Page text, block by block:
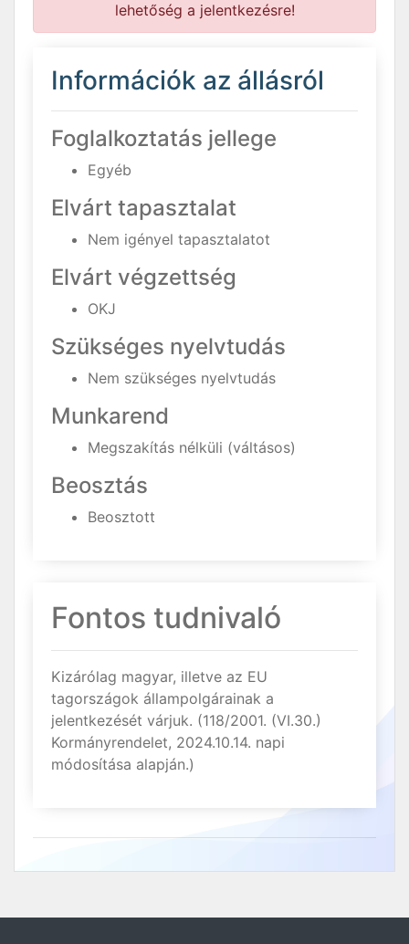
lehetőség a jelentkezésre!
Információk az állásról
Foglalkoztatás jellege
Egyéb
Elvárt tapasztalat
Nem igényel tapasztalatot
Elvárt végzettség
OKJ
Szükséges nyelvtudás
Nem szükséges nyelvtudás
Munkarend
Megszakítás nélküli (váltásos)
Beosztás
Beosztott
Fontos tudnivaló
Kizárólag magyar, illetve az EU
tagországok állampolgárainak a
jelentkezését várjuk. (118/2001. (VI.30.)
Kormányrendelet, 2024.10.14. napi
módosítása alapján.)